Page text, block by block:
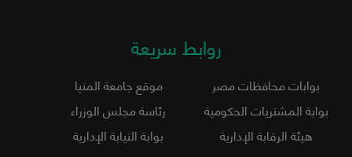
روابط سريعة
بوابات محافظات مصر
موقع جامعة المنيا
بوابة المشتريات الحكومية
رئاسة مجلس الوزراء
هيئة الرقابة الإدارية
بوابة النيابة الإدارية